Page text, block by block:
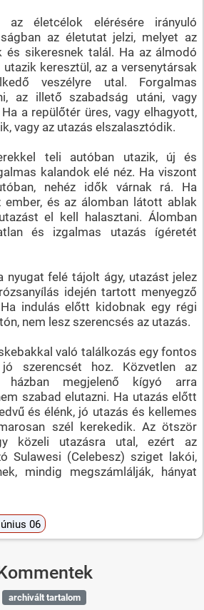
az életcélok elérésére irányuló
az életutat jelzi, melyet az
és sikeresnek talál. Ha az álmodó
keresztül, az a versenytársak
veszélyre utal. Forgalmas
az illető szabadság utáni, vagy
a repülőtér üres, vagy elhagyott,
vagy az utazás elszalasztódik.
teli autóban utazik, új és
kalandok elé néz. Ha viszont
nehéz idők várnak rá. Ha
és az álomban látott ablak
el kell halasztani. Álomban
és izgalmas utazás ígéretét
nyugat felé tájolt ágy, utazást jelez
idején tartott menyegző
indulás előtt kidobnak egy régi
nem lesz szerencsés az utazás.
való találkozás egy fontos
szerencsét hoz. Közvetlen az
megjelenő kígyó arra
szabad elutazni. Ha utazás előtt
és élénk, jó utazás és kellemes
szél kerekedik. Az ötször
közeli utazásra utal, ezért az
Sulawesi (Celebesz) sziget lakói,
mindig megszámlálják, hányat
06
archivált tartalom